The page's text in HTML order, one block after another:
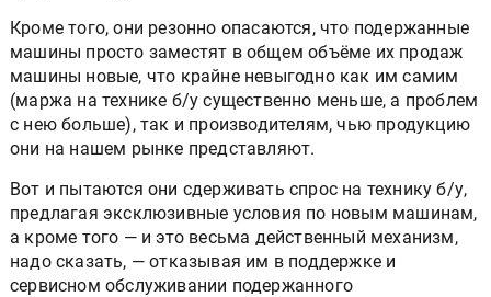
Кроме того, они резонно опасаются, что подержанные
машины просто заместят в общем объёме их продаж
машины новые, что крайне невыгодно как им самим
(маржа на технике б/у существенно меньше, а проблем
с нею больше), так и производителям, чью продукцию
они на нашем рынке представляют.
Вот и пытаются они сдерживать спрос на технику б/у,
предлагая эксклюзивные условия по новым машинам,
а кроме того — и это весьма действенный механизм,
надо сказать, — отказывая им в поддержке и
сервисном обслуживании подержанного